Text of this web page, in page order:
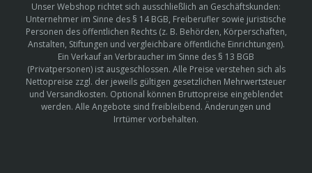
Unser Webshop richtet sich ausschließlich an Geschäftskunden:
Unternehmer im Sinne des § 14 BGB, Freiberufler sowie juristische
Personen des öffentlichen Rechts (z. B. Behörden, Körperschaften,
Anstalten, Stiftungen und vergleichbare öffentliche Einrichtungen).
Ein Verkauf an Verbraucher im Sinne des § 13 BGB
(Privatpersonen) ist ausgeschlossen. Alle Preise verstehen sich als
Nettopreise zzgl. der jeweils gültigen gesetzlichen Mehrwertsteuer
und Versandkosten. Optional können Bruttopreise eingeblendet
werden. Alle Angebote sind freibleibend. Änderungen und
Irrtümer vorbehalten.